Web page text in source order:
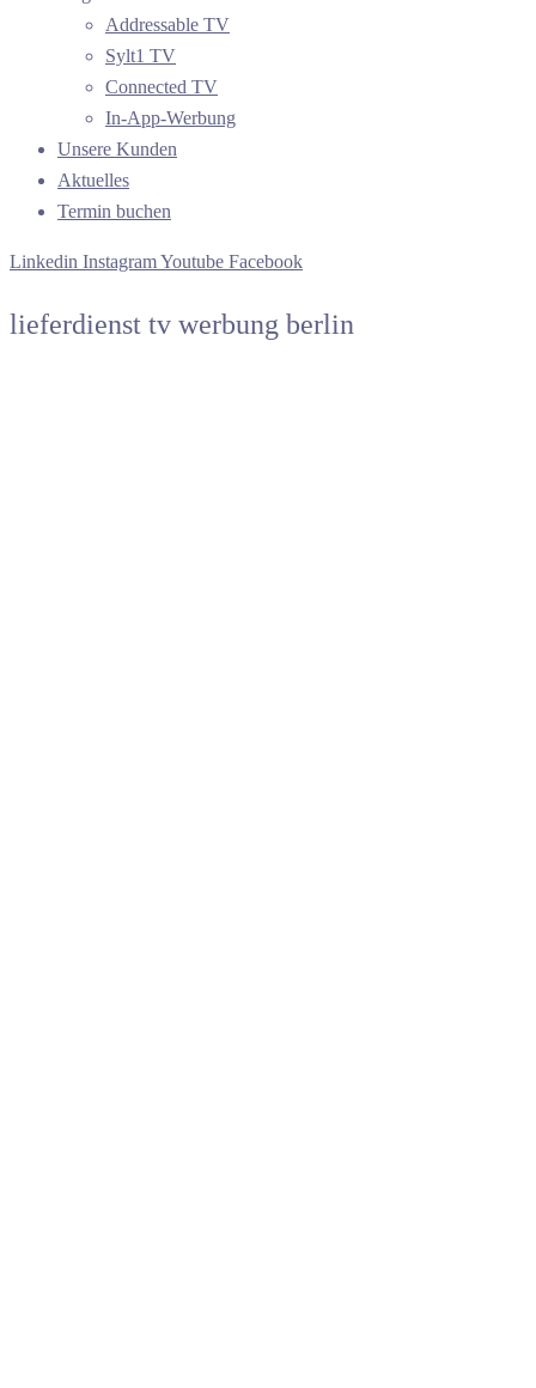
Addressable TV
Sylt1 TV
Connected TV
In-App-Werbung
Unsere Kunden
Aktuelles
Termin buchen
Linkedin InstagramYoutube Facebook
lieferdienst tv werbung berlin